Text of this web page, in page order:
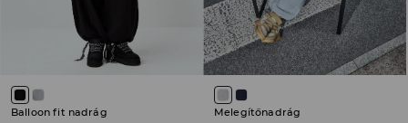
Balloon fit nadrág Melegítőnadrág